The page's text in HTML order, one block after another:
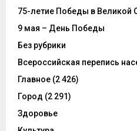
75-летие Победы в Великой
9 мая – День Победы
Без рубрики
Всероссийская перепись
Главное (2 426)
Город (2 291)
Здоровье